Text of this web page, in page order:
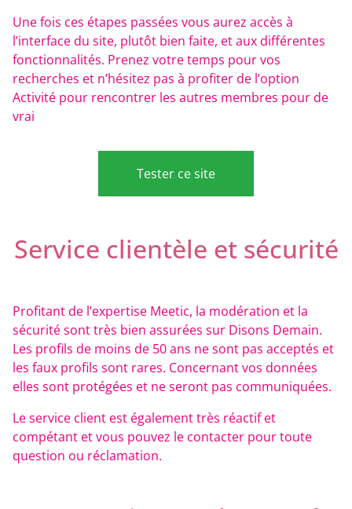
Une fois ces étapes passées vous aurez accès à
l’interface du site, plutôt bien faite, et aux différentes
fonctionnalités. Prenez votre temps pour vos
recherches et n’hésitez pas à profiter de l’option
Activité pour rencontrer les autres membres pour de
vrai
Tester ce site
Service clientèle et sécurité
Profitant de l’expertise Meetic, la modération et la
sécurité sont très bien assurées sur Disons Demain.
Les profils de moins de 50 ans ne sont pas acceptés et
les faux profils sont rares. Concernant vos données
elles sont protégées et ne seront pas communiquées.
Le service client est également très réactif et
compétant et vous pouvez le contacter pour toute
question ou réclamation.